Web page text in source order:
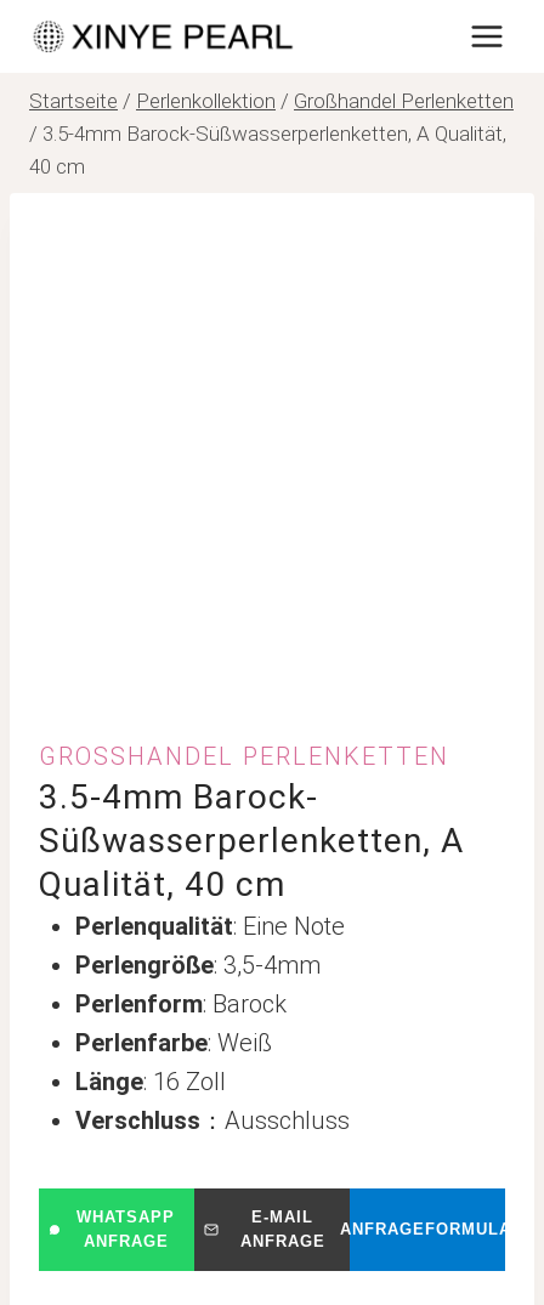
Zum
Inhalt
springen
Startseite / Perlenkollektion / Großhandel Perlenketten
/ 3.5-4mm Barock-Süßwasserperlenketten, A Qualität,
40 cm
GROSSHANDEL PERLENKETTEN
3.5-4mm Barock-
Süßwasserperlenketten, A
Qualität, 40 cm
Perlenqualität: Eine Note
Perlengröße: 3,5-4mm
Perlenform: Barock
Perlenfarbe: Weiß
Länge: 16 Zoll
Verschluss ：Ausschluss
WHATSAPP
ANFRAGE
E-MAIL
ANFRAGE
ANFRAGEFORMULAR